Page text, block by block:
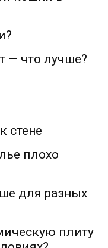
— что лучше?
стене
плохо
для разных
плиту